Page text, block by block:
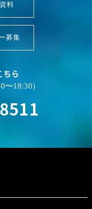
料
募集
ら
〜18:30）